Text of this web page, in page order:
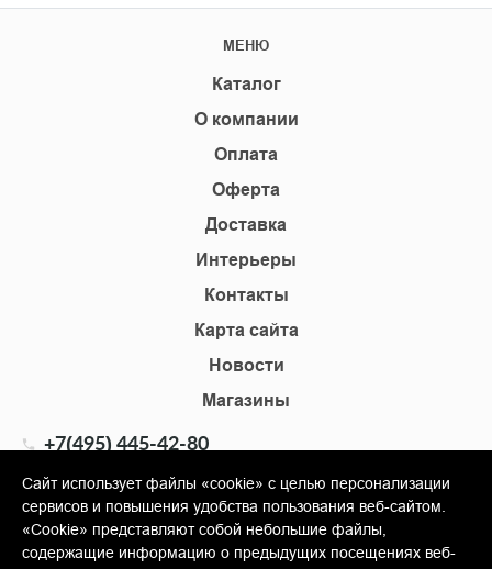
МЕНЮ
Каталог
О компании
Оплата
Оферта
Доставка
Интерьеры
Контакты
Карта сайта
Новости
Магазины
+7(495) 445-42-80
info@shopkm.ru
Сайт использует файлы «cookie» с целью персонализации
сервисов и повышения удобства пользования веб-сайтом.
«Cookie» представляют собой небольшие файлы,
содержащие информацию о предыдущих посещениях веб-